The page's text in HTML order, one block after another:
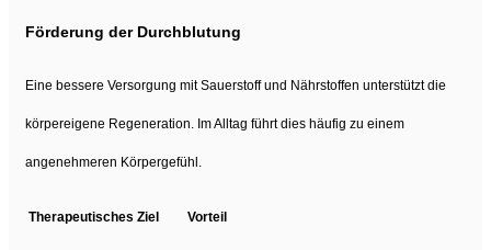
Förderung der Durchblutung
Eine bessere Versorgung mit Sauerstoff und Nährstoffen unterstützt die
körpereigene Regeneration. Im Alltag führt dies häufig zu einem
angenehmeren Körpergefühl.
Therapeutisches Ziel Vorteil